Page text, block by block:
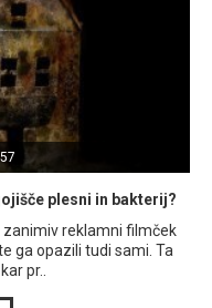
plesni in bakterij?
zanimiv reklamni filmček
ga opazili tudi sami. Ta
pr..